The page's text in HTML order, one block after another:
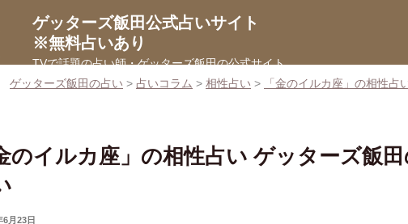
ゲッターズ飯田公式占いサイト
※無料占いあり
TVで話題の占い師・ゲッターズ飯田の公式サイト
ゲッターズ飯田の占い > 占いコラム > 相性占い > 「金のイルカ座」の相性占
のイルカ座」の相性占い ゲッターズ飯
6月23日